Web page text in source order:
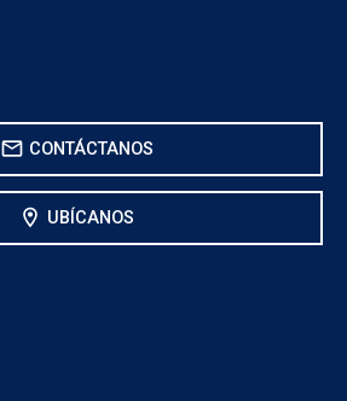
mail CONTÁCTANOS
location_on UBÍCANOS